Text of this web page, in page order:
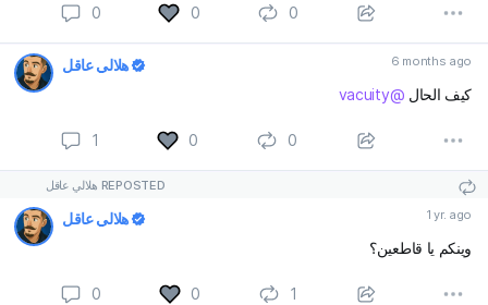
0 0 0
هلالي عاقل 6 months ago
كيف الحال @vacuity
1 0 0
هلالي عاقل REPOSTED
هلالي عاقل 1 yr. ago
وينكم يا قاطعين؟
0 0 1